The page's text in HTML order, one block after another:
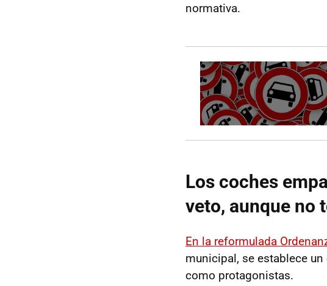
normativa.
Los coches
veto, aunque no
En la reformulada
municipal, se establece
como protagonistas.